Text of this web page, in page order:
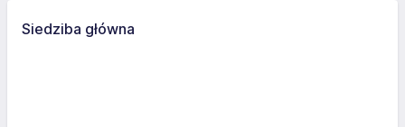
Siedziba główna